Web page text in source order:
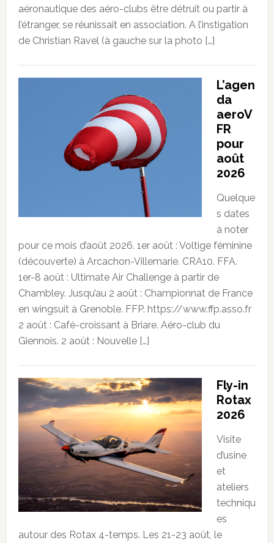
aéronautique des aéro-clubs être détruit ou partir à
l’étranger, se réunissait en association. A l’instigation
de Christian Ravel (à gauche sur la photo […]
L’agen
da
aeroV
FR
pour
août
2026
Quelque
s dates
à noter
pour ce mois d’août 2026. 1er août : Voltige féminine
(découverte) à Arcachon-Villemarie. CRA10. FFA.
1er-8 août : Ultimate Air Challenge à partir de
Chambley. Jusqu’au 2 août : Championnat de France
en wingsuit à Grenoble. FFP. https://www.ffp.asso.fr
2 août : Café-croissant à Briare. Aéro-club du
Giennois. 2 août : Nouvelle […]
Fly-in
Rotax
2026
Visite
d’usine
et
ateliers
techniqu
es
autour des Rotax 4-temps. Les 21-23 août, le